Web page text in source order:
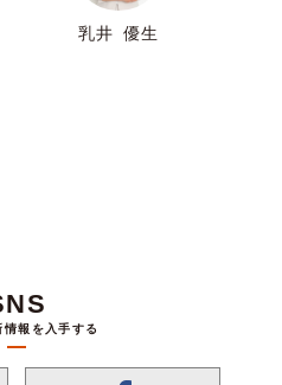
乳井 優生
報を入手する